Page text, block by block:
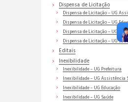
Dispensa de Licitação
Dispensa de Licitação – UG
Dispensa de Licitação – UG
Dispensa de Licitação – UG
Dispensa de Licitação – UG
Editais
Inexibilidade
Inexibilidade – UG Prefeitura
Inexibilidade – UG Assistência
Inexibilidade – UG Educação
Inexibilidade – UG Saúde